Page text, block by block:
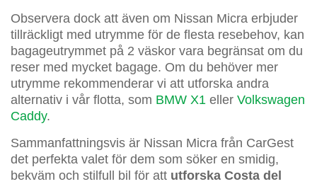
Observera dock att även om Nissan Micra erbjuder
tillräckligt med utrymme för de flesta resebehov, kan
bagageutrymmet på 2 väskor vara begränsat om du
reser med mycket bagage. Om du behöver mer
utrymme rekommenderar vi att utforska andra
alternativ i vår flotta, som BMW X1 eller Volkswagen
Caddy.
Sammanfattningsvis är Nissan Micra från CarGest
det perfekta valet för dem som söker en smidig,
bekväm och stilfull bil för att utforska Costa del